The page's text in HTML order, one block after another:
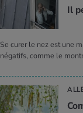
Il
Se curer le nez est une
négatifs, comme le